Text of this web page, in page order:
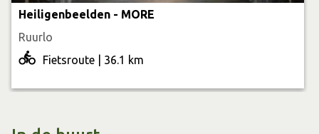
wandelkaart (verkrijgbaar bij de bij de Achterhoekse
VVV’s, Toeristische Informatiepunten en het toeristische
bedrijfsleven) of via de wandelplanner op
Heiligenbeelden - MORE
Ruurlo
Fietsroute | 36.1 km